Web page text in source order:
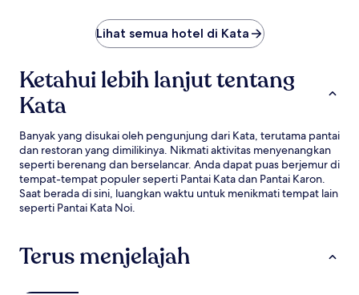
Lihat semua hotel di Kata
Ketahui lebih lanjut tentang
Kata
Banyak yang disukai oleh pengunjung dari Kata, terutama pantai
dan restoran yang dimilikinya. Nikmati aktivitas menyenangkan
seperti berenang dan berselancar. Anda dapat puas berjemur di
tempat-tempat populer seperti Pantai Kata dan Pantai Karon.
Saat berada di sini, luangkan waktu untuk menikmati tempat lain
seperti Pantai Kata Noi.
Terus menjelajah